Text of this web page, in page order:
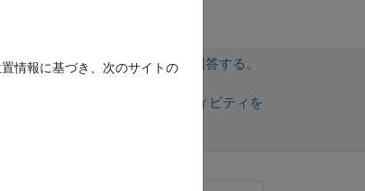
サインインしてこの質問に回答する。
サインインしてアクティビティを
情報に基づき、次のサイトの